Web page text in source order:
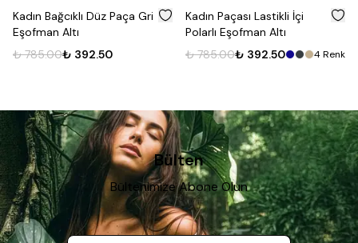
%50
Kadın Bağcıklı Düz Paça Gri
Eşofman Altı
₺ 785.00₺ 392.50
50
Kadın Paçası Lastikli İçi
Polarlı Eşofman Altı
₺ 785.00₺ 392.50 4Renk
Bülten
Bültenimize Abone Olun